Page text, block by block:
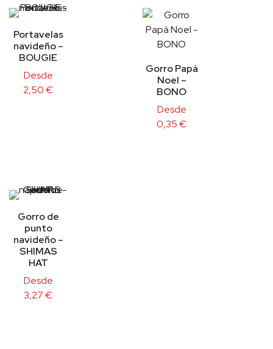
Portavelas
navideño –
BOUGIE
Desde
2,50€
Gorro Papá
Noel –
BONO
Desde
0,35€
Gorro de
punto
navideño –
SHIMAS
HAT
Desde
3,27€